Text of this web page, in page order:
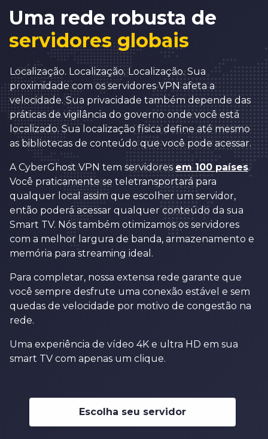
Uma rede robusta de
servidores globais
Localização. Localização. Localização. Sua
proximidade com os servidores VPN afeta a
velocidade. Sua privacidade também depende das
práticas de vigilância do governo onde você está
localizado. Sua localização física define até mesmo
as bibliotecas de conteúdo que você pode acessar.
A CyberGhost VPN tem servidores em 100 países.
Você praticamente se teletransportará para
qualquer local assim que escolher um servidor,
então poderá acessar qualquer conteúdo da sua
Smart TV. Nós também otimizamos os servidores
com a melhor largura de banda, armazenamento e
memória para streaming ideal.
Para completar, nossa extensa rede garante que
você sempre desfrute uma conexão estável e sem
quedas de velocidade por motivo de congestão na
rede.
Uma experiência de vídeo 4K e ultra HD em sua
smart TV com apenas um clique.
Escolha seu servidor